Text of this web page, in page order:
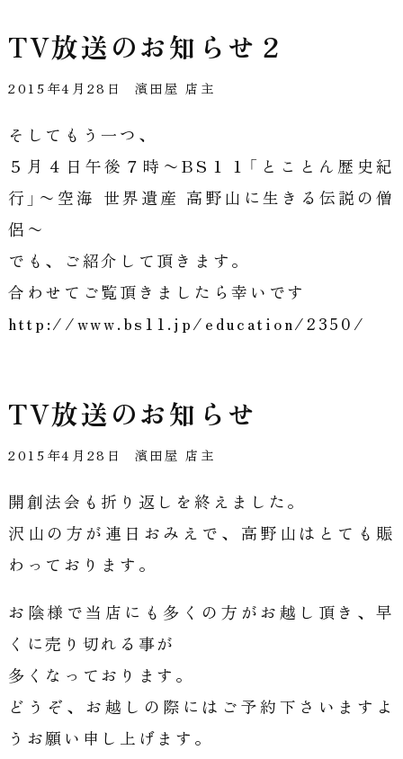
TV放送のお知らせ２
2015年4月28日 濱田屋 店主
そしてもう一つ、
５月４日午後７時〜BS１１「とことん歴史紀
行」〜空海 世界遺産 高野山に生きる伝説の僧
侶〜
でも、ご紹介して頂きます。
合わせてご覧頂きましたら幸いです
http://www.bs11.jp/education/2350/
TV放送のお知らせ
2015年4月28日 濱田屋 店主
開創法会も折り返しを終えました。
沢山の方が連日おみえで、高野山はとても賑
わっております。
お陰様で当店にも多くの方がお越し頂き、早
くに売り切れる事が
多くなっております。
どうぞ、お越しの際にはご予約下さいますよ
うお願い申し上げます。